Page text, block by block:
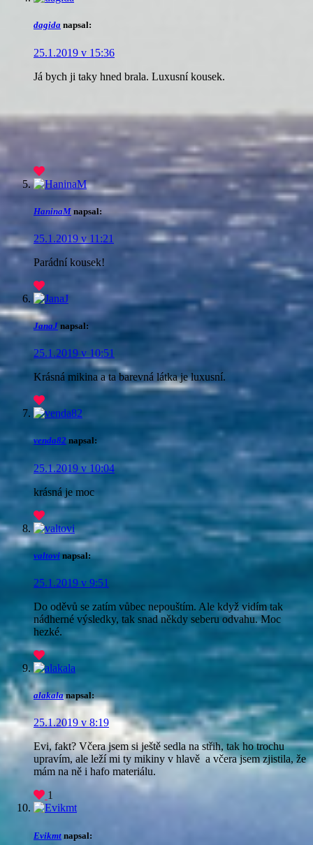
dagida napsal:
25.1.2019 v 15:36
Já bych ji taky hned brala. Luxusní kousek.
HaninaM napsal:
25.1.2019 v 11:21
Parádní kousek!
JanaJ napsal:
25.1.2019 v 10:51
Krásná mikina a ta barevná látka je luxusní.
venda82 napsal:
25.1.2019 v 10:04
krásná je moc
valtovi napsal:
25.1.2019 v 9:51
Do oděvů se zatím vůbec nepouštím. Ale když vidím tak
nádherné výsledky, tak snad někdy seberu odvahu. Moc
hezké.
alakala napsal:
25.1.2019 v 8:19
Evi, fakt? Včera jsem si ještě sedla na střih, tak ho trochu
upravím, ale leží mi ty mikiny v hlavě a včera jsem zjistila, že
mám na ně i hafo materiálu.
1
Evikmt napsal: